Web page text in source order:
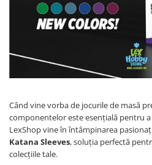
Battletech
Miniaturi Arkham Horror
Miniaturi HEROCLIX
Protectii carti (Sleeves)
Playmats
Deck Boxes/Cutii pentru carti
Portofolii/ Clasoare pentru carti
Când vine vorba de jocurile de masă
componentelor este esențială pentru
LexShop vine în întâmpinarea
Katana Sleeves, soluția perfectă
colecțiile tale.